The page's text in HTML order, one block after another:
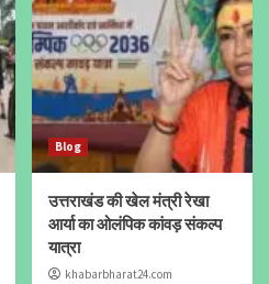
Blog
उत्तराखंड की खेल मंत्री रेखा
आर्या का ओलंपिक कांवड़ संकल्प
यात्रा
khabarbharat24.com